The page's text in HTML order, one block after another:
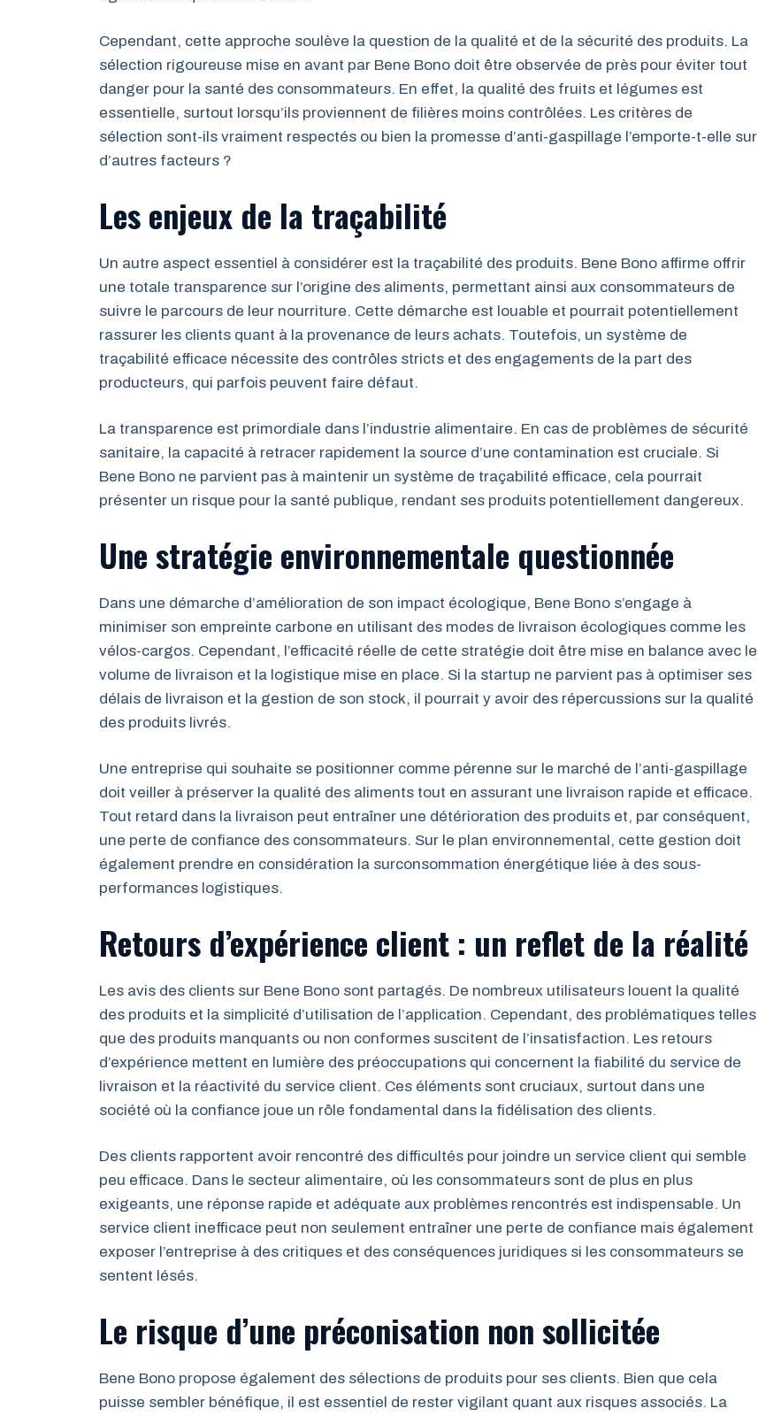
Cependant, cette approche soulève la question de la qualité et de la sécurité des produits. La
sélection rigoureuse mise en avant par Bene Bono doit être observée de près pour éviter tout
danger pour la santé des consommateurs. En effet, la qualité des fruits et légumes est
essentielle, surtout lorsqu’ils proviennent de filières moins contrôlées. Les critères de
sélection sont-ils vraiment respectés ou bien la promesse d’anti-gaspillage l’emporte-t-elle sur
d’autres facteurs ?
Les enjeux de la traçabilité
Un autre aspect essentiel à considérer est la traçabilité des produits. Bene Bono affirme offrir
une totale transparence sur l’origine des aliments, permettant ainsi aux consommateurs de
suivre le parcours de leur nourriture. Cette démarche est louable et pourrait potentiellement
rassurer les clients quant à la provenance de leurs achats. Toutefois, un système de
traçabilité efficace nécessite des contrôles stricts et des engagements de la part des
producteurs, qui parfois peuvent faire défaut.
La transparence est primordiale dans l’industrie alimentaire. En cas de problèmes de sécurité
sanitaire, la capacité à retracer rapidement la source d’une contamination est cruciale. Si
Bene Bono ne parvient pas à maintenir un système de traçabilité efficace, cela pourrait
présenter un risque pour la santé publique, rendant ses produits potentiellement dangereux.
Une stratégie environnementale questionnée
Dans une démarche d’amélioration de son impact écologique, Bene Bono s’engage à
minimiser son empreinte carbone en utilisant des modes de livraison écologiques comme les
vélos-cargos. Cependant, l’efficacité réelle de cette stratégie doit être mise en balance avec le
volume de livraison et la logistique mise en place. Si la startup ne parvient pas à optimiser ses
délais de livraison et la gestion de son stock, il pourrait y avoir des répercussions sur la qualité
des produits livrés.
Une entreprise qui souhaite se positionner comme pérenne sur le marché de l’anti-gaspillage
doit veiller à préserver la qualité des aliments tout en assurant une livraison rapide et efficace.
Tout retard dans la livraison peut entraîner une détérioration des produits et, par conséquent,
une perte de confiance des consommateurs. Sur le plan environnemental, cette gestion doit
également prendre en considération la surconsommation énergétique liée à des sous-
performances logistiques.
Retours d’expérience client : un reflet de la réalité
Les avis des clients sur Bene Bono sont partagés. De nombreux utilisateurs louent la qualité
des produits et la simplicité d’utilisation de l’application. Cependant, des problématiques telles
que des produits manquants ou non conformes suscitent de l’insatisfaction. Les retours
d’expérience mettent en lumière des préoccupations qui concernent la fiabilité du service de
livraison et la réactivité du service client. Ces éléments sont cruciaux, surtout dans une
société où la confiance joue un rôle fondamental dans la fidélisation des clients.
Des clients rapportent avoir rencontré des difficultés pour joindre un service client qui semble
peu efficace. Dans le secteur alimentaire, où les consommateurs sont de plus en plus
exigeants, une réponse rapide et adéquate aux problèmes rencontrés est indispensable. Un
service client inefficace peut non seulement entraîner une perte de confiance mais également
exposer l’entreprise à des critiques et des conséquences juridiques si les consommateurs se
sentent lésés.
Le risque d’une préconisation non sollicitée
Bene Bono propose également des sélections de produits pour ses clients. Bien que cela
puisse sembler bénéfique, il est essentiel de rester vigilant quant aux risques associés. La